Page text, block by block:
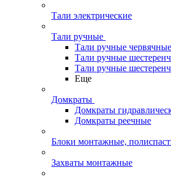
Тали электрические
Тали ручные
Тали ручные червячные
Тали ручные
Тали ручные
Еще
Домкраты
Домкраты
Домкраты реечные
Блоки монтажные,
Захваты монтажные